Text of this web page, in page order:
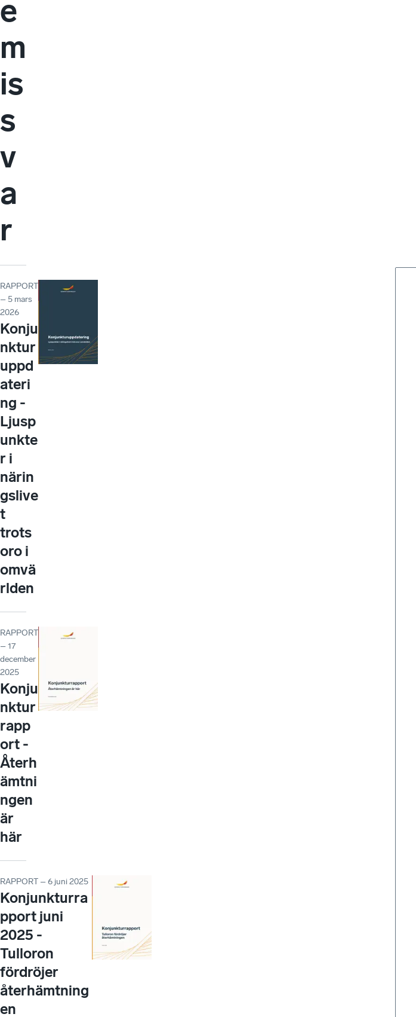
e
m
is
s
v
a
r
RAPPORT
– 5 mars
2026
Konju
nktur
uppd
ateri
ng -
Ljusp
unkte
r i
närin
gslive
t
trots
oro i
omvä
rlden
RAPPORT
– 17
december
2025
Konju
nktur
rapp
ort -
Återh
ämtni
ngen
är
här
RAPPORT – 6 juni 2025
Konjunkturra
pport juni
2025 -
Tulloron
fördröjer
återhämtning
en